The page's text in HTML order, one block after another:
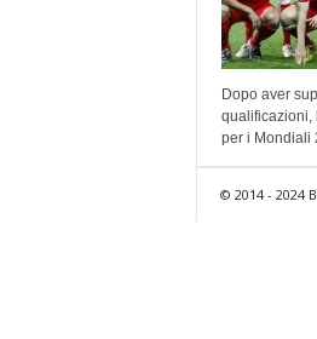
Dopo aver
qualificazioni,
per i Mondiali
© 2014 - 2024